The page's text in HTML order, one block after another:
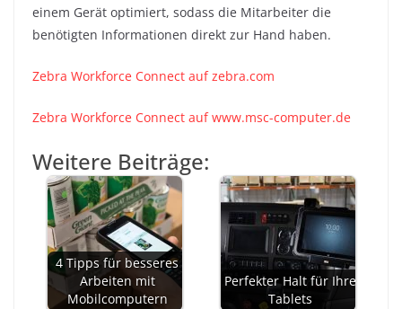
einem Gerät optimiert, sodass die Mitarbeiter die
benötigten Informationen direkt zur Hand haben.
Zebra Workforce Connect auf zebra.com
Zebra Workforce Connect auf www.msc-computer.de
Weitere Beiträge:
4 Tipps für besseres
Arbeiten mit
Mobilcomputern
Perfekter Halt für Ihre
Tablets